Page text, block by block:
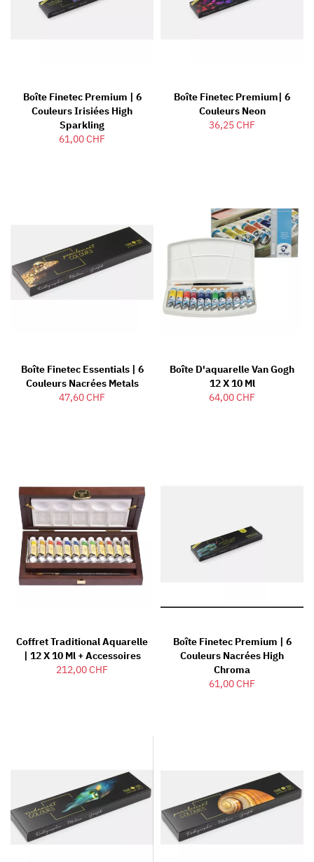
Boîte Finetec Premium | 6
Couleurs Irisiées High
Sparkling
61,00 CHF
Boîte Finetec Premium| 6
Couleurs Neon
36,25 CHF
Boîte Finetec Essentials | 6
Couleurs Nacrées Metals
47,60 CHF
Boîte D'aquarelle Van Gogh
12 X 10 Ml
64,00 CHF
Coffret Traditional Aquarelle
| 12 X 10 Ml + Accessoires
212,00 CHF
Boîte Finetec Premium | 6
Couleurs Nacrées High
Chroma
61,00 CHF